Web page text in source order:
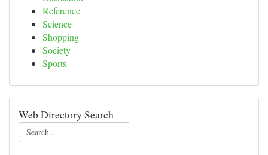
Reference
Science
Shopping
Society
Sports
Web Directory Search